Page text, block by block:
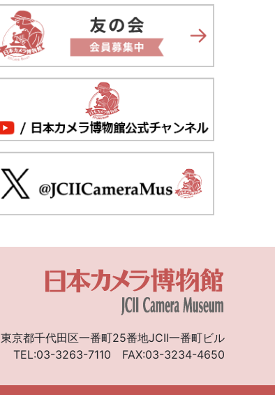
東京都千代田区一番町25番地JCII一番町ビル
TEL:03-3263-7110
FAX:03-3234-4650